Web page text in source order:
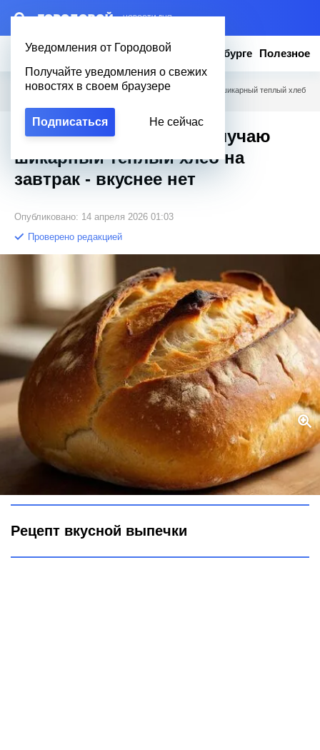
– НОВОСТИ ДНЯ
Уведомления от Городовой
Получайте уведомления о свежих
новостях в своем браузере
Подписаться Не сейчас
Новости Эксклюзив Вопросы о Петербурге Полезное
Городовой Полезное / Мешаю муку и воду: Получаю шикарный теплый хлеб
Мешаю муку и воду: Получаю
шикарный теплый хлеб на
завтрак - вкуснее нет
Опубликовано: 14 апреля 2026 01:03
Проверено редакцией
Мешаю муку и воду: Получаю шикарный теплый хлеб на завтрак
- вкуснее нет
Городовой ру
Рецепт вкусной выпечки